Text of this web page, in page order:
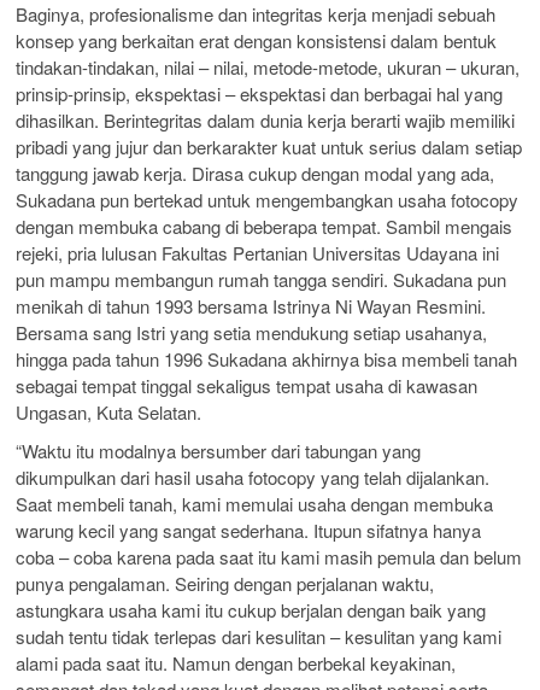
Baginya, profesionalisme dan integritas kerja menjadi sebuah
konsep yang berkaitan erat dengan konsistensi dalam bentuk
tindakan-tindakan, nilai – nilai, metode-metode, ukuran – ukuran,
prinsip-prinsip, ekspektasi – ekspektasi dan berbagai hal yang
dihasilkan. Berintegritas dalam dunia kerja berarti wajib memiliki
pribadi yang jujur dan berkarakter kuat untuk serius dalam setiap
tanggung jawab kerja. Dirasa cukup dengan modal yang ada,
Sukadana pun bertekad untuk mengembangkan usaha fotocopy
dengan membuka cabang di beberapa tempat. Sambil mengais
rejeki, pria lulusan Fakultas Pertanian Universitas Udayana ini
pun mampu membangun rumah tangga sendiri. Sukadana pun
menikah di tahun 1993 bersama Istrinya Ni Wayan Resmini.
Bersama sang Istri yang setia mendukung setiap usahanya,
hingga pada tahun 1996 Sukadana akhirnya bisa membeli tanah
sebagai tempat tinggal sekaligus tempat usaha di kawasan
Ungasan, Kuta Selatan.
“Waktu itu modalnya bersumber dari tabungan yang
dikumpulkan dari hasil usaha fotocopy yang telah dijalankan.
Saat membeli tanah, kami memulai usaha dengan membuka
warung kecil yang sangat sederhana. Itupun sifatnya hanya
coba – coba karena pada saat itu kami masih pemula dan belum
punya pengalaman. Seiring dengan perjalanan waktu,
astungkara usaha kami itu cukup berjalan dengan baik yang
sudah tentu tidak terlepas dari kesulitan – kesulitan yang kami
alami pada saat itu. Namun dengan berbekal keyakinan,